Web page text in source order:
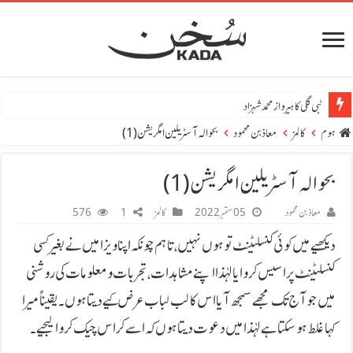
وست اللہ
ہوم
کالمز معاذ بن محمود بحوالہ آسٹریلین امگریشن (1)
بحوالہ آسٹریلین امگریشن (1)
معاذ بن محمود 05 ستمبر 2022 کالمز 1
576
دیکھیے میں کوئی کنسلٹینٹ تو ہوں نہیں، تاہم چونکہ اپنا ویزا میں نے بغیر کسی
کنسلٹینٹ پراسیس کروایا لہٰذا اپنے مشاہدات، تجربات و معلومات کی روشنی
میں جو آج تک مجھے سمجھ آیا اس کا لب لباب عرض کیے دیتا ہوں۔ یقیناً میرا
کہا غلط ہو سکتا ہے لہٰذا میں دعوت دیتا ہوں کہ اسے کراس چیک کروا لیجیے۔